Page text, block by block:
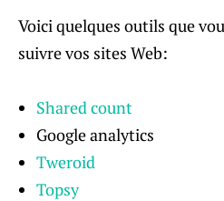
Voici quelques outils que
suivre vos sites Web:
Shared count
Google analytics
Tweroid
Topsy